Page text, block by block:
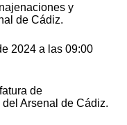
y
de Cádiz.
2024 a las 09:00
de
Arsenal de Cádiz.